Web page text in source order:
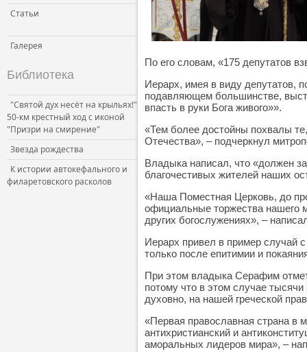
Статьи
Галерея
Библиотека
"Святой дух несёт на крыльях!"
50-км крестный ход с иконой
"Призри на смирение"
Звезда рождества
К истории автокефального и
филаретовского расколов
По его словам, «175 депутатов
Иерарх, имея в виду депутатов,
подавляющем большинстве,
впасть в руки Бога живого»».
«Тем более достойны похвалы
Отечества», – подчеркнул
Владыка написал, что «должен
благочестивых жителей наших
«Наша Поместная Церковь, до
официальные торжества нашего
других богослужениях», –
Иерарх привел в пример случай
только после епитимии и
При этом владыка Серафим
потому что в этом случае
духовно, на нашей греческой
«Первая православная страна в
антихристианский и
аморальных лидеров мира», –